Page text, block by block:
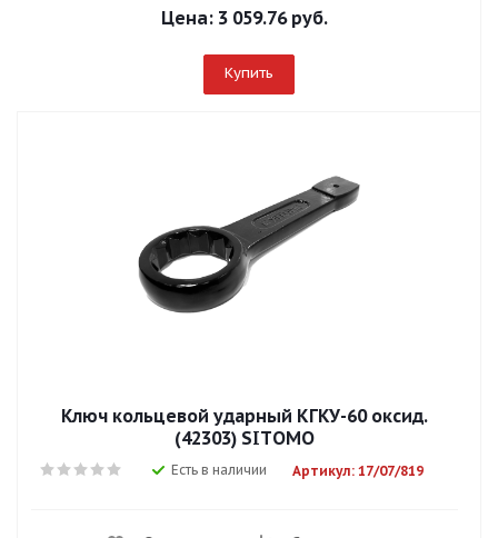
Цена: 3 059.76 руб.
Купить
Ключ кольцевой ударный КГКУ-60 оксид.
(42303) SITОМО
Есть в наличии Артикул: 17/07/819